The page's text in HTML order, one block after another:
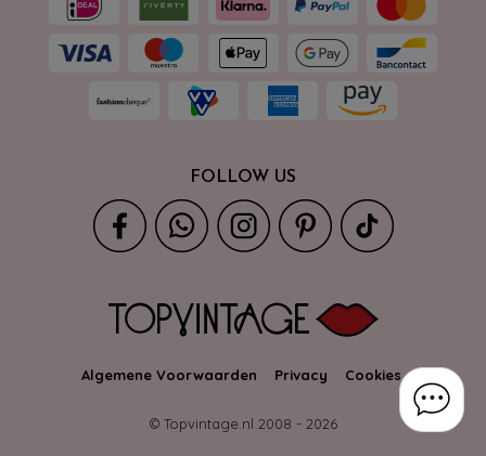
FOLLOW US
Algemene Voorwaarden Privacy Cookies
© Topvintage.nl 2008 - 2026